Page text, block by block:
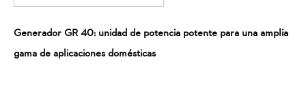
Generador GR 40: unidad de potencia potente para una amplia
gama de aplicaciones domésticas